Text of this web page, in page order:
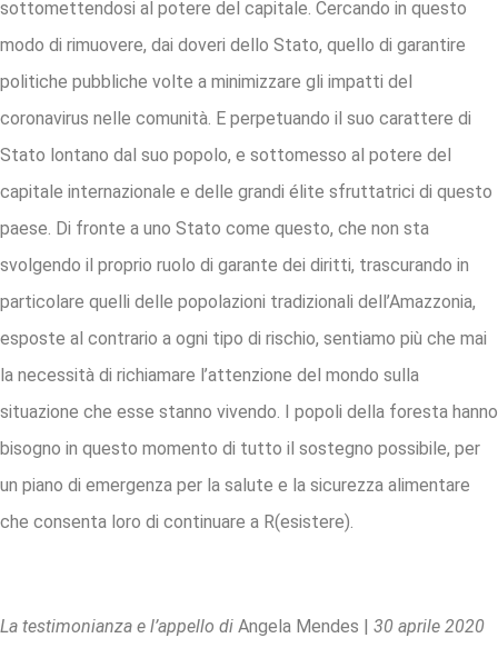
sottomettendosi al potere del capitale. Cercando in questo
modo di rimuovere, dai doveri dello Stato, quello di garantire
politiche pubbliche volte a minimizzare gli impatti del
coronavirus nelle comunità. E perpetuando il suo carattere di
Stato lontano dal suo popolo, e sottomesso al potere del
capitale internazionale e delle grandi élite sfruttatrici di questo
paese. Di fronte a uno Stato come questo, che non sta
svolgendo il proprio ruolo di garante dei diritti, trascurando in
particolare quelli delle popolazioni tradizionali dell’Amazzonia,
esposte al contrario a ogni tipo di rischio, sentiamo più che mai
la necessità di richiamare l’attenzione del mondo sulla
situazione che esse stanno vivendo. I popoli della foresta hanno
bisogno in questo momento di tutto il sostegno possibile, per
un piano di emergenza per la salute e la sicurezza alimentare
che consenta loro di continuare a R(esistere).
La testimonianza e l’appello di Angela Mendes | 30 aprile 2020